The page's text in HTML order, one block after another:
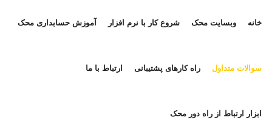
خانه وبسایت محک شروع کار با نرم افزار آموزش حسابداری محک
سوالات متداول راه کارهای پشتیبانی ارتباط با ما
ابزار ارتباط از راه دور محک